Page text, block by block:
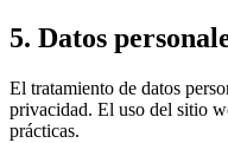
5. Datos
El tratamiento de datos
privacidad. El uso del sitio
prácticas.